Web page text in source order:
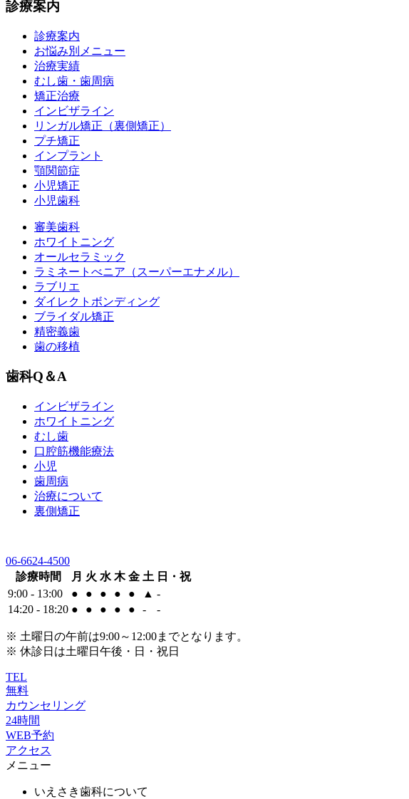
診療案内
診療案内
お悩み別メニュー
治療実績
むし歯・歯周病
矯正治療
インビザライン
リンガル矯正（裏側矯正）
プチ矯正
インプラント
顎関節症
小児矯正
小児歯科
審美歯科
ホワイトニング
オールセラミック
ラミネートべニア （スーパーエナメル）
ラブリエ
ダイレクトボンディング
ブライダル矯正
精密義歯
歯の移植
歯科Q＆A
インビザライン
ホワイトニング
むし歯
口腔筋機能療法
小児
歯周病
治療について
裏側矯正
06-6624-4500
診療時間
月 火 水 木 金 土 日・祝
9:00 - 13:00
● ● ● ● ● ▲ -
14:20 - 18:20 ● ● ● ● ● - -
※ 土曜日の午前は9:00～12:00までとなります。
※ 休診日は土曜日午後・日・祝日
TEL
無料
カウンセリング
24時間
WEB予約
アクセス
メニュー
いえさき歯科について